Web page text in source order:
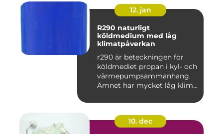
12. jan
R290 naturligt
köldmedium med låg
klimatpåverkan
r290 är beteckningen för
köldmediet propan i kyl- och
värmepumpsammanhang.
Ämnet har mycket låg klim...
10. dec